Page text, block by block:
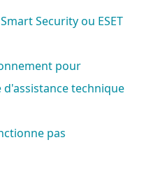
Security ou ESET
pour
technique
pas